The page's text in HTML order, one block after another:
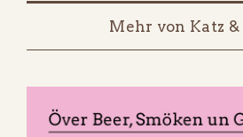
Mehr von Katz